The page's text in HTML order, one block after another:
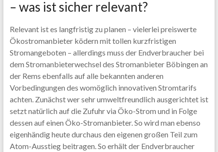
– was ist sicher relevant?
Relevant ist es langfristig zu planen – vielerlei preiswerte
Ökostromanbieter ködern mit tollen kurzfristigen
Stromangeboten – allerdings muss der Endverbraucher bei
dem Stromanbieterwechsel des Stromanbieter Böbingen an
der Rems ebenfalls auf alle bekannten anderen
Vorbedingungen des womöglich innovativen Stromtarifs
achten. Zunächst wer sehr umweltfreundlich ausgerichtet ist
setzt natürlich auf die Zufuhr via Öko-Strom und in Folge
dessen auf einen Öko-Stromanbieter. So wird man ebenso
eigenhändig heute durchaus den eigenen großen Teil zum
Atom-Ausstieg beitragen. So erhält der Endverbraucher